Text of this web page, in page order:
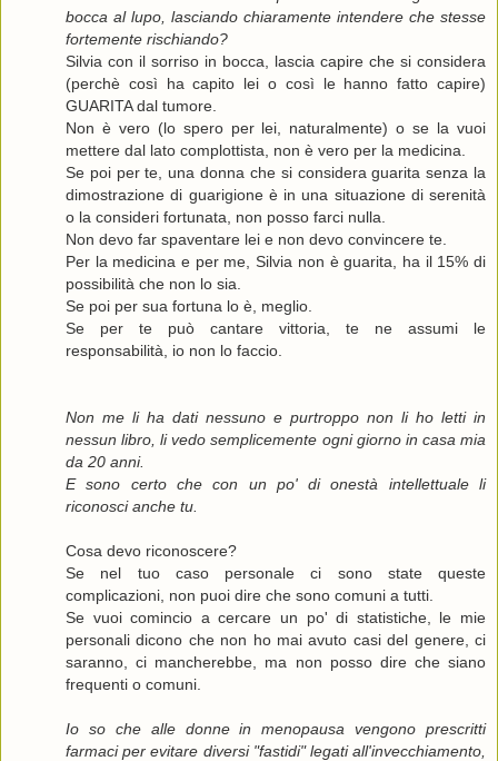
bocca al lupo, lasciando chiaramente intendere che stesse
fortemente rischiando?
Silvia con il sorriso in bocca, lascia capire che si considera
(perchè così ha capito lei o così le hanno fatto capire)
GUARITA dal tumore.
Non è vero (lo spero per lei, naturalmente) o se la vuoi
mettere dal lato complottista, non è vero per la medicina.
Se poi per te, una donna che si considera guarita senza la
dimostrazione di guarigione è in una situazione di serenità
o la consideri fortunata, non posso farci nulla.
Non devo far spaventare lei e non devo convincere te.
Per la medicina e per me, Silvia non è guarita, ha il 15% di
possibilità che non lo sia.
Se poi per sua fortuna lo è, meglio.
Se per te può cantare vittoria, te ne assumi le
responsabilità, io non lo faccio.
Non me li ha dati nessuno e purtroppo non li ho letti in
nessun libro, li vedo semplicemente ogni giorno in casa mia
da 20 anni.
E sono certo che con un po' di onestà intellettuale li
riconosci anche tu.
Cosa devo riconoscere?
Se nel tuo caso personale ci sono state queste
complicazioni, non puoi dire che sono comuni a tutti.
Se vuoi comincio a cercare un po' di statistiche, le mie
personali dicono che non ho mai avuto casi del genere, ci
saranno, ci mancherebbe, ma non posso dire che siano
frequenti o comuni.
Io so che alle donne in menopausa vengono prescritti
farmaci per evitare diversi "fastidi" legati all'invecchiamento,